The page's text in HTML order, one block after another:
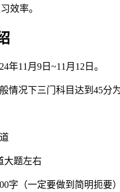
效率。
年11月9日~11月12日。
情况下三门科目达到45分为
大题左右
字（一定要做到简明扼要）